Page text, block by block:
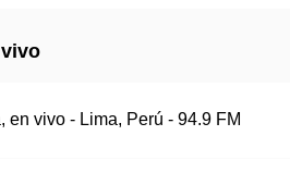
en vivo - Lima, Perú - 94.9 FM